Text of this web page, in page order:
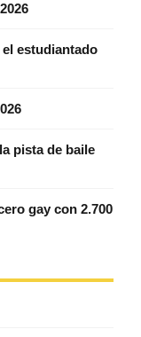
estudiantado
pista de baile
gay con 2.700